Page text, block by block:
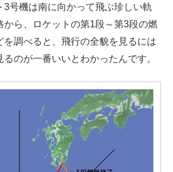
3号機は南に向かって飛ぶ珍しい軌
から、ロケットの第1段～第3段の燃
を調べると、飛行の全貌を見るには
のが一番いいとわかったんです。